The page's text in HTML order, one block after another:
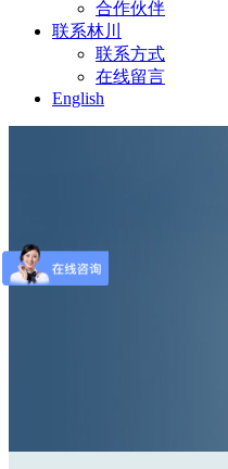
合作伙伴
联系林川
联系方式
在线留言
English